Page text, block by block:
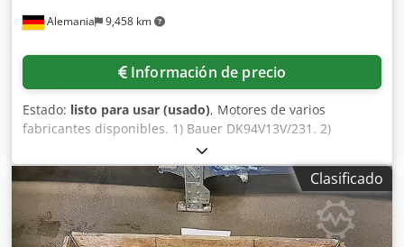
Alemania 9,458 km
Información de precio
Estado: listo para usar (usado), Motores de varios
fabricantes disponibles. 1) Bauer DK94V13V/231. 2)
Siemens 1LA2778-4AA21. 3) Magnetic VPD6010-002. 4) SEW
RF77/A. 5) GK 830-200LW. 6) Bauer DO740-200L. 7) RKF
27/28/2057R. 8) Lenze DERAXX071-32. Inspección en el
lugar posible. Djdpfex Syvvsx Ah Rjck
Clasificado